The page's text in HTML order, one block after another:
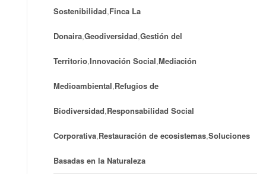
Sostenibilidad,Finca La
Donaira,Geodiversidad,Gestión del
Territorio,Innovación Social,Mediación
Medioambiental,Refugios de
Biodiversidad,Responsabilidad Social
Corporativa,Restauración de ecosistemas,Soluciones
Basadas en la Naturaleza